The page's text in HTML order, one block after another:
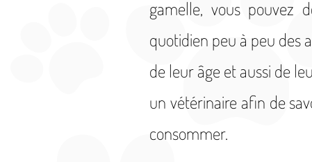
gamelle, vous pouvez
quotidien peu à peu des
de leur âge et aussi de
un vétérinaire afin de
consommer.